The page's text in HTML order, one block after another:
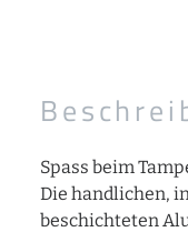
Spass beim
Die handlichen,
beschichteten